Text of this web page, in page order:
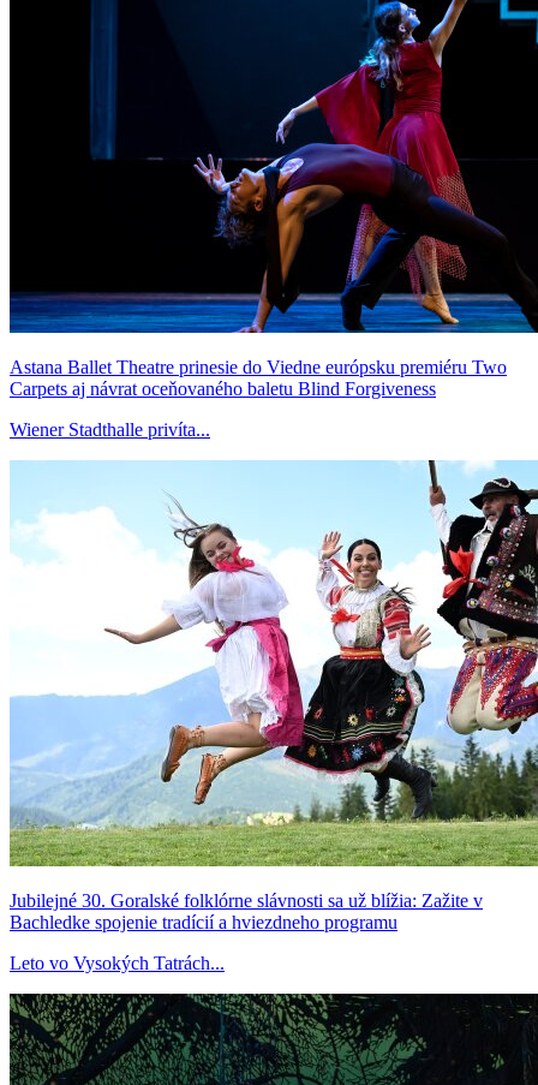
Astana Ballet Theatre prinesie do Viedne európsku premiéru Two
Carpets aj návrat oceňovaného baletu Blind Forgiveness
Wiener Stadthalle privíta...
Jubilejné 30. Goralské folklórne slávnosti sa už blížia: Zažite v
Bachledke spojenie tradícií a hviezdneho programu
Leto vo Vysokých Tatrách...